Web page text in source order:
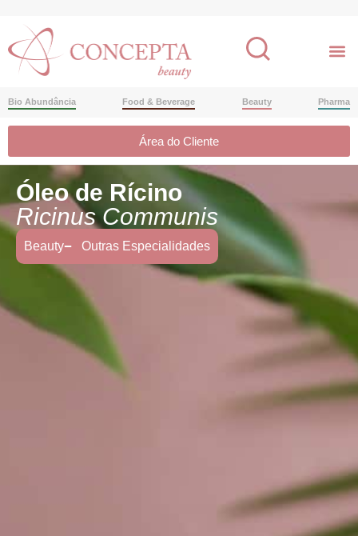
Bio Abundância Food & Beverage Beauty Pharma
Área do Cliente
Óleo de Rícino
Ricinus Communis
Beauty Outras Especialidades